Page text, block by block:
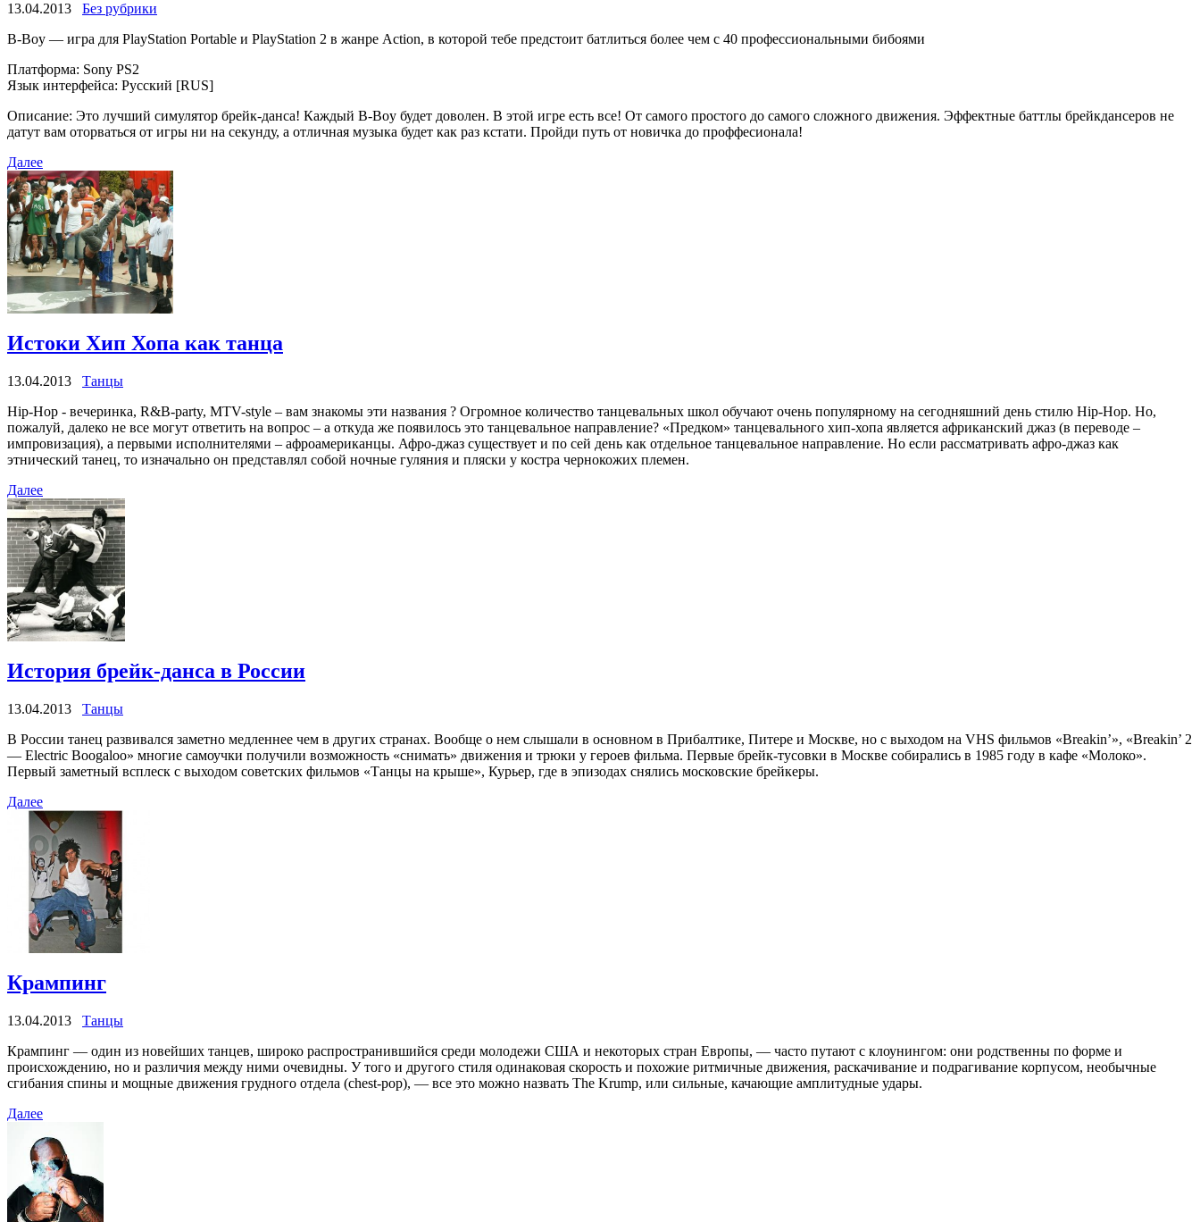
13.04.2013
Без рубрики
B-Boy — игра для PlayStation Portable и PlayStation 2 в жанре Action, в которой тебе предстоит батлиться более чем с 40 профессиональными бибоями
Платформа: Sony PS2
Язык интерфейса: Русский [RUS]
Описание: Это лучший симулятор брейк-данса! Каждый B-Boy будет доволен. В этой игре есть все! От самого простого до самого сложного движения. Эффектные баттлы брейкдансеров не
датут вам оторваться от игры ни на секунду, а отличная музыка будет как раз кстати. Пройди путь от новичка до проффесионала!
Далее
Истоки Хип Хопа как танца
13.04.2013
Танцы
Hip-Hop - вечеринка, R&B-party, MTV-style – вам знакомы эти названия ? Огромное количество танцевальных школ обучают очень популярному на сегодняшний день стилю Hip-Hop. Но,
пожалуй, далеко не все могут ответить на вопрос – а откуда же появилось это танцевальное направление? «Предком» танцевального хип-хопа является африканский джаз (в переводе –
импровизация), а первыми исполнителями – афроамериканцы. Афро-джаз существует и по сей день как отдельное танцевальное направление. Но если рассматривать афро-джаз как
этнический танец, то изначально он представлял собой ночные гуляния и пляски у костра чернокожих племен.
Далее
История брейк-данса в России
13.04.2013
Танцы
В России танец развивался заметно медленнее чем в других странах. Вообще о нем слышали в основном в Прибалтике, Питере и Москве, но с выходом на VHS фильмов «Breakin’», «Breakin’ 2
— Electric Boogaloo» многие самоучки получили возможность «снимать» движения и трюки у героев фильма. Первые брейк-тусовки в Москве собирались в 1985 году в кафе «Молоко».
Первый заметный всплеск с выходом советских фильмов «Танцы на крыше», Курьер, где в эпизодах снялись московские брейкеры.
Далее
Крампинг
13.04.2013
Танцы
Крампинг — один из новейших танцев, широко распространившийся среди молодежи США и некоторых стран Европы, — часто путают с клоунингом: они родственны по форме и
происхождению, но и различия между ними очевидны. У того и другого стиля одинаковая скорость и похожие ритмичные движения, раскачивание и подрагивание корпусом, необычные
сгибания спины и мощные движения грудного отдела (chest-pop), — все это можно назвать The Krump, или сильные, качающие амплитудные удары.
Далее